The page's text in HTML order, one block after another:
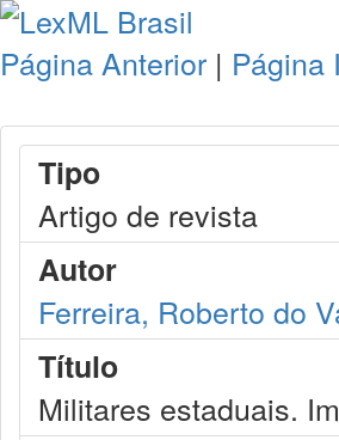
Página Anterior | Página
Tipo
Artigo de revista
Autor
Ferreira, Roberto do
Título
Militares estaduais.